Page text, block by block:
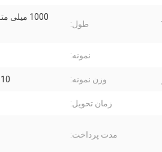
طول:
نمونه:
وزن نمونه: 10 کیلوگرم - 20 کیلوگرم
زمان تحویل:
مدت پرداخت: